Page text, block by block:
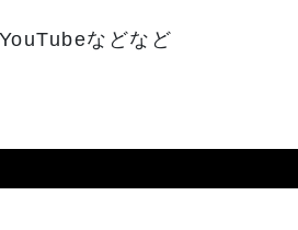
などなど